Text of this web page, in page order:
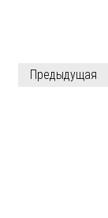
Предыдущая